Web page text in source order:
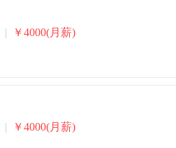
| ￥4000(月薪)
| ￥4000(月薪)